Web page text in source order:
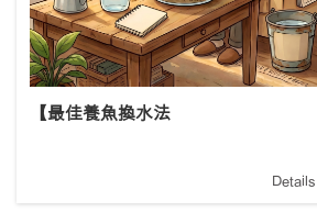
【最佳養魚換水法
Details